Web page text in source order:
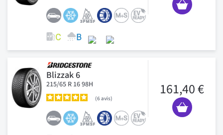
Blizzak 6
215/65 R 16 98H
6avis
161,40 €